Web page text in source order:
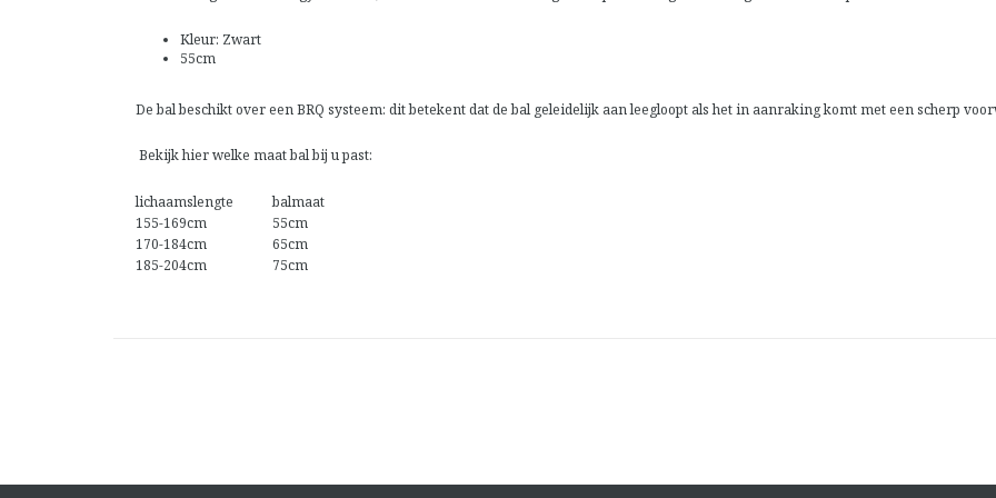
Kleur: Zwart
55cm
De bal beschikt over een BRQ systeem: dit betekent dat de bal geleidelijk aan leegloopt als het in aanraking komt met een scherp
Bekijk hier welke maat bal bij u past:
lichaamslengte
balmaat
155-169cm
55cm
170-184cm
65cm
185-204cm
75cm